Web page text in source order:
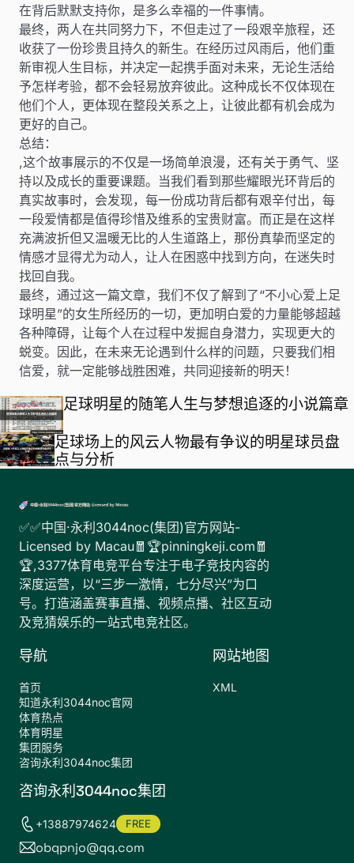
在背后默默支持你，是多么幸福的一件事情。
最终，两人在共同努力下，不但走过了一段艰辛旅程，还
收获了一份珍贵且持久的新生。在经历过风雨后，他们重
新审视人生目标，并决定一起携手面对未来，无论生活给
予怎样考验，都不会轻易放弃彼此。这种成长不仅体现在
他们个人，更体现在整段关系之上，让彼此都有机会成为
更好的自己。
总结：
,这个故事展示的不仅是一场简单浪漫，还有关于勇气、坚
持以及成长的重要课题。当我们看到那些耀眼光环背后的
真实故事时，会发现，每一份成功背后都有艰辛付出，每
一段爱情都是值得珍惜及维系的宝贵财富。而正是在这样
充满波折但又温暖无比的人生道路上，那份真挚而坚定的
情感才显得尤为动人，让人在困惑中找到方向，在迷失时
找回自我。
最终，通过这一篇文章，我们不仅了解到了“不小心爱上足
球明星”的女生所经历的一切，更加明白爱的力量能够超越
各种障碍，让每个人在过程中发掘自身潜力，实现更大的
蜕变。因此，在未来无论遇到什么样的问题，只要我们相
信爱，就一定能够战胜困难，共同迎接新的明天！
足球明星的随笔人生与梦想追逐的小说篇章
足球场上的风云人物最有争议的明星球员盘
点与分析
✅✅中国·永利3044noc(集团)官方网站-
Licensed by Macau🧧🏆pinningkeji.com🧧
🏆,3377体育电竞平台专注于电子竞技内容的
深度运营，以“三步一激情，七分尽兴”为口
号。打造涵盖赛事直播、视频点播、社区互动
及竞猜娱乐的一站式电竞社区。
导航
首页
知道永利3044noc官网
体育热点
体育明星
集团服务
咨询永利3044noc集团
网站地图
XML
咨询永利3044noc集团
+13887974624 FREE
obqpnjo@qq.com